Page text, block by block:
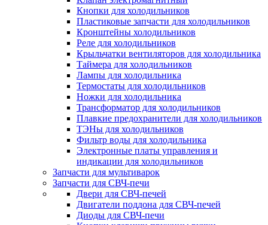
Кнопки для холодильников
Пластиковые запчасти для холодильников
Кронштейны холодильников
Реле для холодильников
Крыльчатки вентиляторов для холодильника
Таймера для холодильников
Лампы для холодильника
Термостаты для холодильников
Ножки для холодильника
Трансформатор для холодильников
Плавкие предохранители для холодильников
ТЭНы для холодильников
Фильтр воды для холодильника
Электронные платы управления и
индикации для холодильников
Запчасти для мультиварок
Запчасти для СВЧ-печи
Двери для СВЧ-печей
Двигатели поддона для СВЧ-печей
Диоды для СВЧ-печи